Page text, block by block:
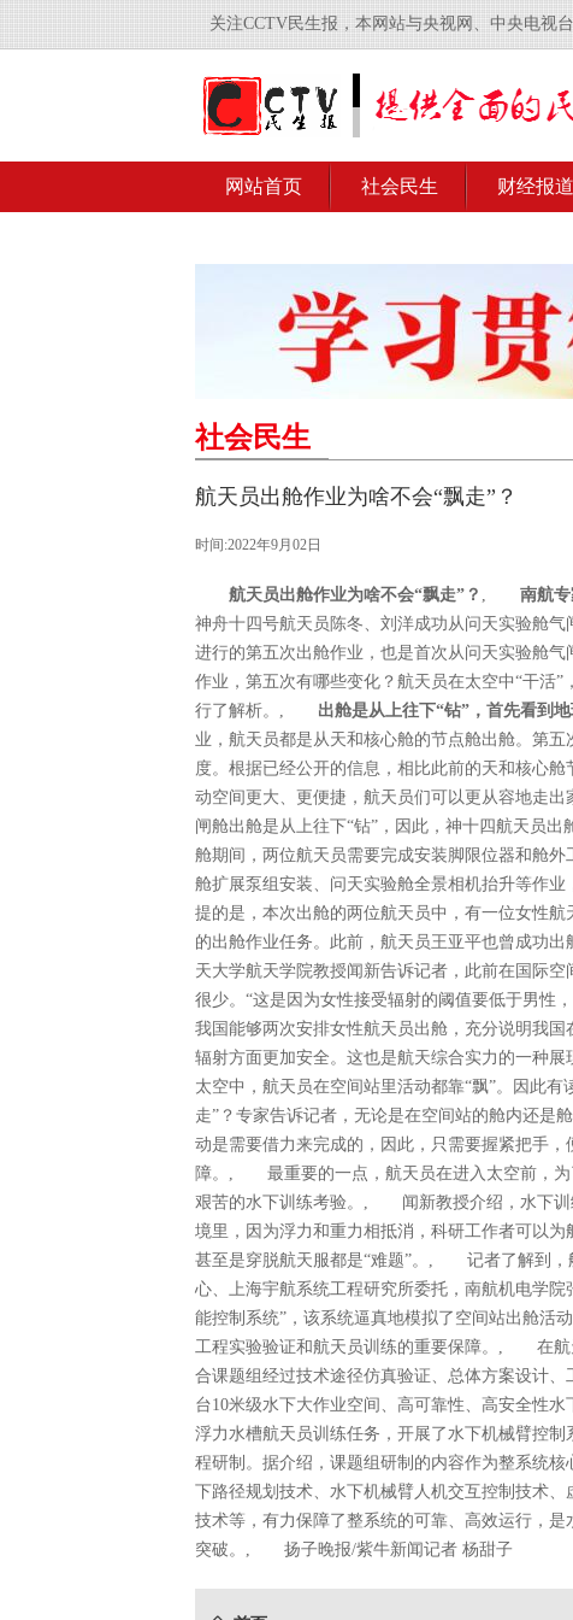
关注CCTV民生报，本网站与央视网、中央电视台
网站首页 社会民生 财经报道
社会民生
航天员出舱作业为啥不会“飘走”？
时间:2022年9月02日
航天员出舱作业为啥不会“飘走”？ , 南航
神舟十四号航天员陈冬、刘洋成功从问天实验舱
进行的第五次出舱作业，也是首次从问天实验舱
作业，第五次有哪些变化？航天员在太空中“干活
行了解析。, 出舱是从上往下“钻”，首先看到
业，航天员都是从天和核心舱的节点舱出舱。第
度。根据已经公开的信息，相比此前的天和核心
动空间更大、更便捷，航天员们可以更从容地走
闸舱出舱是从上往下“钻”，因此，神十四航天
舱期间，两位航天员需要完成安装脚限位器和舱
舱扩展泵组安装、问天实验舱全景相机抬升等
提的是，本次出舱的两位航天员中，有一位女性
的出舱作业任务。此前，航天员王亚平也曾成功
天大学航天学院教授闻新告诉记者，此前在国际
很少。“这是因为女性接受辐射的阈值要低于男性
我国能够两次安排女性航天员出舱，充分说明我
辐射方面更加安全。这也是航天综合实力的一种
太空中，航天员在空间站里活动都靠“飘”。因此
走”？专家告诉记者，无论是在空间站的舱内还是
动是需要借力来完成的，因此，只需要握紧把手
障。, 最重要的一点，航天员在进入太空前，为
艰苦的水下训练考验。, 闻新教授介绍，水下训
境里，因为浮力和重力相抵消，科研工作者可以
甚至是穿脱航天服都是“难题”。, 记者了解到，
心、上海宇航系统工程研究所委托，南航机电学
能控制系统”，该系统逼真地模拟了空间站出舱活
工程实验验证和航天员训练的重要保障。, 在航
合课题组经过技术途径仿真验证、总体方案设计
台10米级水下大作业空间、高可靠性、高安全
浮力水槽航天员训练任务，开展了水下机械臂控
程研制。据介绍，课题组研制的内容作为整系统
下路径规划技术、水下机械臂人机交互控制技术
技术等，有力保障了整系统的可靠、高效运行，
突破。, 扬子晚报/紫牛新闻记者 杨甜子